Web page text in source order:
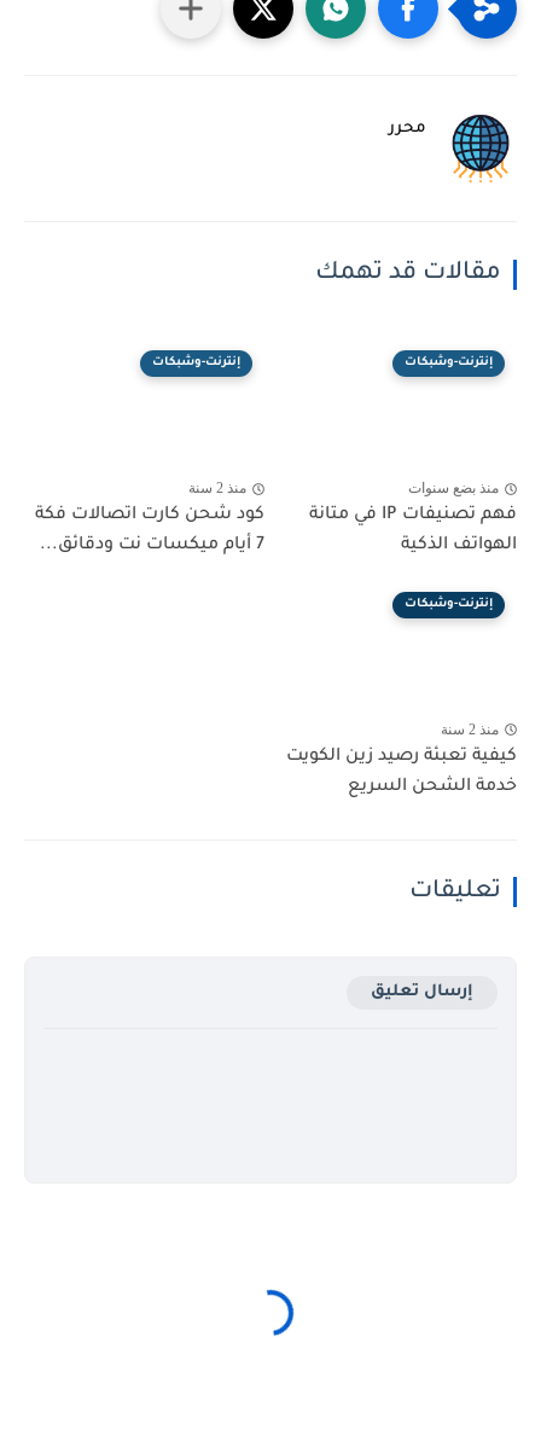
محرر
مقالات قد تهمك
إنترنت-وشبكات
منذ بضع سنوات
فهم تصنيفات IP في متانة
الهواتف الذكية
إنترنت-وشبكات
منذ 2 سنة
كود شحن كارت اتصالات فكة
7 أيام ميكسات نت ودقائق...
إنترنت-وشبكات
منذ 2 سنة
كيفية تعبئة رصيد زين الكويت
خدمة الشحن السريع
تعليقات
إرسال تعليق